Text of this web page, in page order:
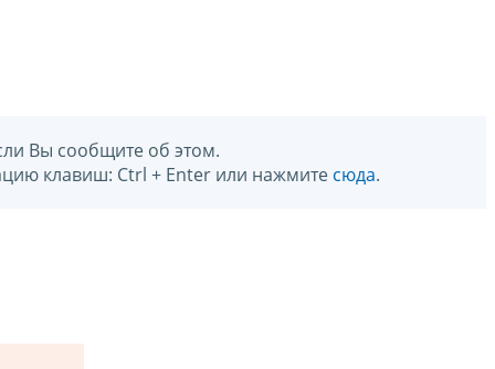
Вы сообщите об этом.
клавиш: Ctrl + Enter или нажмите сюда.